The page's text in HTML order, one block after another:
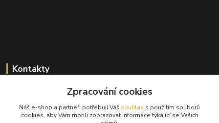
Kontakty
+420 603 824 940
info@hifibazar.online
Zpracování cookies
Náš e-shop a partneři potřebují Váš souhlas s použitím souborů
cookies, aby Vám mohli zobrazovat informace týkající se Vašich